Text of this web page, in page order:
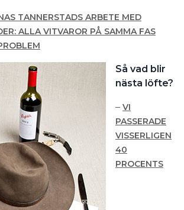
TANNERSTADS ARBETE MED
ALLA VITVAROR PÅ SAMMA FAS
Så vad blir
nästa löfte?
– VI
PASSERADE
VISSERLIGEN
40
PROCENTS